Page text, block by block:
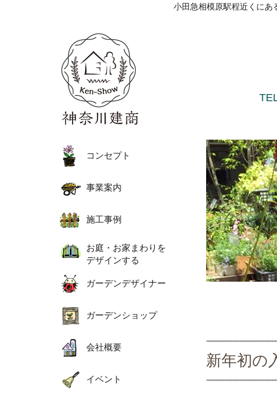
小田急相模原駅程近くにあ
コンセプト
事業案内
施工事例
お庭・お家まわりを
デザインする
ガーデンデザイナー
ガーデンショップ
会社概要
イベント
新年初の